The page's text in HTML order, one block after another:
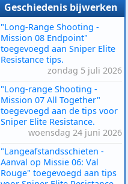
Geschiedenis bijwerken
"Long-Range Shooting -
Mission 08 Endpoint"
toegevoegd aan Sniper Elite
Resistance tips.
zondag 5 juli 2026
"Long-range Shooting -
Mission 07 All Together"
toegevoegd aan de tips voor
Sniper Elite Resistance.
woensdag 24 juni 2026
"Langeafstandsschieten -
Aanval op Missie 06: Val
Rouge" toegevoegd aan tips